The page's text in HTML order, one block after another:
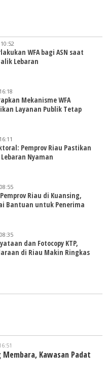
WFA bagi ASN saat
Lebaran
Mekanisme WFA
Layanan Publik Tetap
Pemprov Riau Pastikan
Nyaman
Riau di Kuansing,
Bantuan untuk Penerima
dan Fotocopy KTP,
di Riau Makin Ringkas
Membara, Kawasan Padat